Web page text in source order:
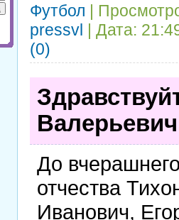
Футбол |
pressvl | Дата:
(0)
До
отчества
Иванович,